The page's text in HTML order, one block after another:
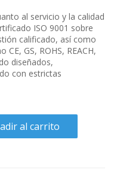
al servicio y la calidad
ISO 9001 sobre
calificado, así como
GS, ROHS, REACH,
diseñados,
con estrictas
al carrito